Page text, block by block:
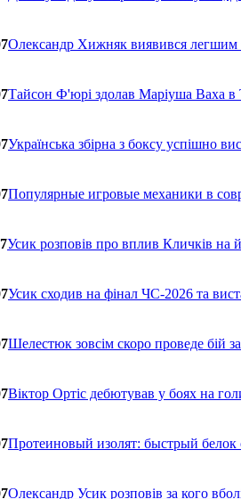
Олександр Хижняк виявився легшим
Тайсон Ф'юрі здолав Маріуша Ваха в
Українська збірна з боксу успішно
Популярные игровые механики в
Усик розповів про вплив Кличків на
Усик сходив на фінал ЧС-2026 та
Шелестюк зовсім скоро проведе бій
Віктор Ортіс дебютував у боях на
Протеиновый изолят: быстрый белок
Олександр Усик розповів за кого